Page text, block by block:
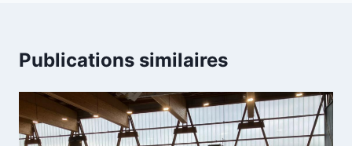
Publications similaires